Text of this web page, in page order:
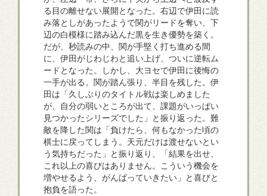
る目の離せない展開となった。右辺で伊田に読
み落としがあったようで関がリードを奪い、下
辺の白模様に踏み込んだ黒を生き優勢を築く。
だが、秒読みの中、関が手堅く打ち進める間
に、伊田がじわじわと追い上げ、ついに逆転ム
ードとなった。しかし、大ヨセで伊田に後悔の
一手が出る。関が踏ん張り、半目を残した。伊
田は「久しぶりのタイトル戦は楽しめました
が、自分の弱いところが出て、課題がいっぱい
見つかったシリーズでした」と振り返った。難
敵を降した関は「負けたら、何もなかった頃の
棋士に戻ってしまう。天元だけは渡せないとい
う気持ちだった」と振り返り、「結果を出せ、
これ以上の喜びはありません。こういう機会を
増やせるよう、がんばっていきたい」と喜びと
抱負を語った。